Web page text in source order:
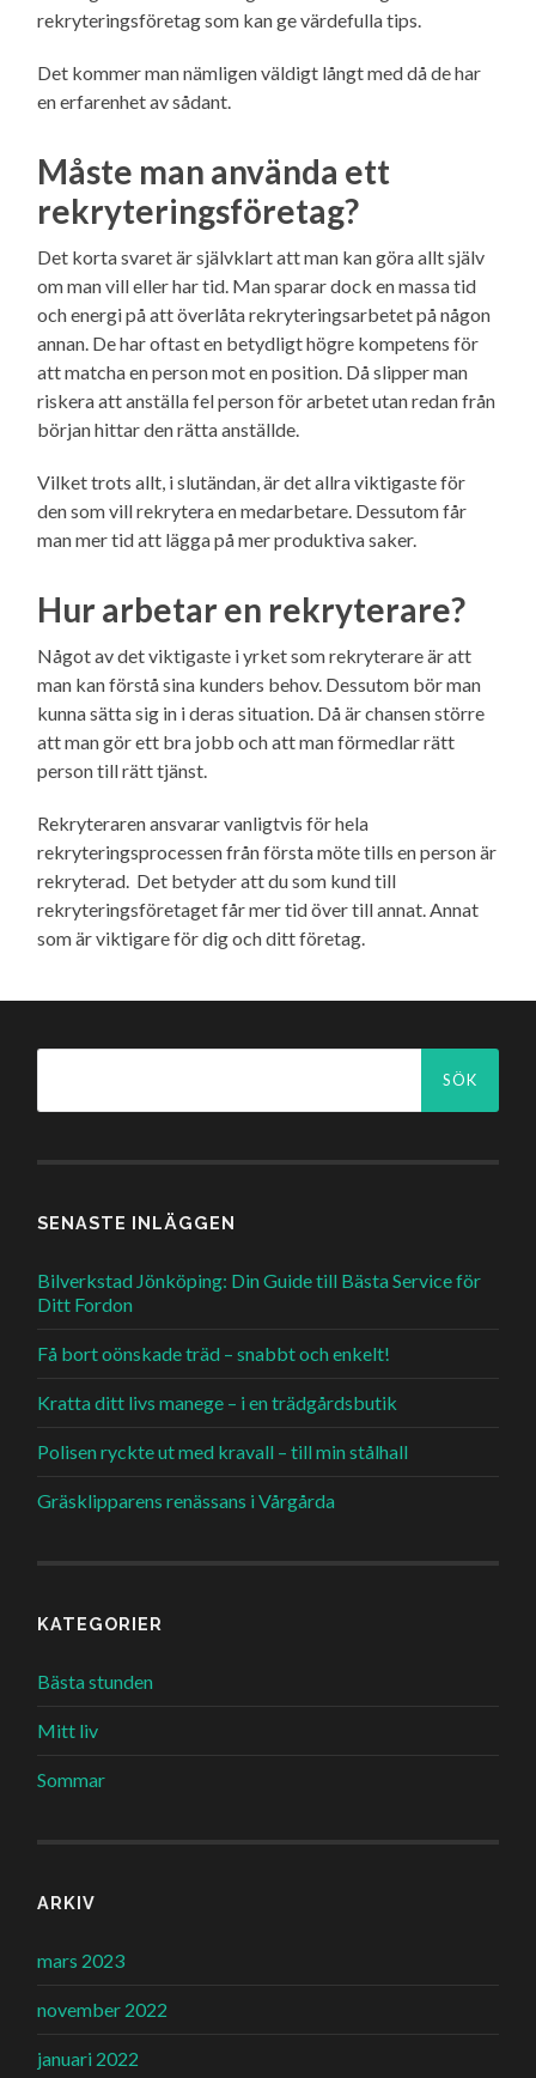
rekryteringsföretag som kan ge värdefulla tips.
Det kommer man nämligen väldigt långt med då de har
en erfarenhet av sådant.
Måste man använda ett
rekryteringsföretag?
Det korta svaret är självklart att man kan göra allt själv
om man vill eller har tid. Man sparar dock en massa tid
och energi på att överlåta rekryteringsarbetet på någon
annan. De har oftast en betydligt högre kompetens för
att matcha en person mot en position. Då slipper man
riskera att anställa fel person för arbetet utan redan från
början hittar den rätta anställde.
Vilket trots allt, i slutändan, är det allra viktigaste för
den som vill rekrytera en medarbetare. Dessutom får
man mer tid att lägga på mer produktiva saker.
Hur arbetar en rekryterare?
Något av det viktigaste i yrket som rekryterare är att
man kan förstå sina kunders behov. Dessutom bör man
kunna sätta sig in i deras situation. Då är chansen större
att man gör ett bra jobb och att man förmedlar rätt
person till rätt tjänst.
Rekryteraren ansvarar vanligtvis för hela
rekryteringsprocessen från första möte tills en person är
rekryterad. Det betyder att du som kund till
rekryteringsföretaget får mer tid över till annat. Annat
som är viktigare för dig och ditt företag.
Sök
SENASTE INLÄGGEN
Bilverkstad Jönköping: Din Guide till Bästa Service för
Ditt Fordon
Få bort oönskade träd – snabbt och enkelt!
Kratta ditt livs manege – i en trädgårdsbutik
Polisen ryckte ut med kravall – till min stålhall
Gräsklipparens renässans i Vårgårda
KATEGORIER
Bästa stunden
Mitt liv
Sommar
ARKIV
mars 2023
november 2022
januari 2022